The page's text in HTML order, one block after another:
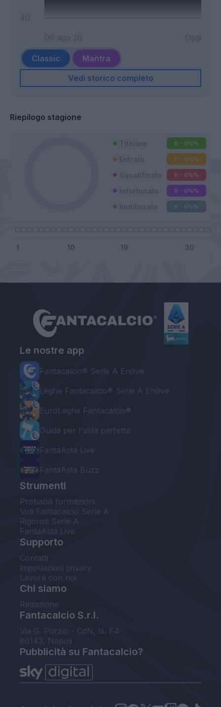
Classic
Mantra
Vedi storico completo
Riepilogo stagione
0 - 0%%
0 - 0%%
0 - 0%%
0 - 0%%
0 - 0%%
Le nostre app
Fantacalcio® Serie A Enilive
Leghe Fantacalcio® Serie A Enilive
EuroLeghe Fantacalcio®
Guida per l'asta perfetta
FantaAsta Live
FantaAsta Buzz
Strumenti
Probabili formazioni
Voti Fantacalcio Serie A
Rigoristi Serie A
FantaAsta Live
Supporto
Contatti
Impostazioni privacy
Lavora con noi
Chi siamo
Redazione
Fantacalcio S.r.l.
Via G. Porzio - CdN, Is. F4
80143, Napoli
Pubblicità su Fantacalcio?